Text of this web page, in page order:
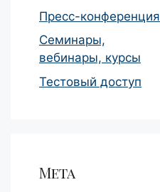
Пресс-конференция
Семинары,
вебинары, курсы
Тестовый доступ
Мета